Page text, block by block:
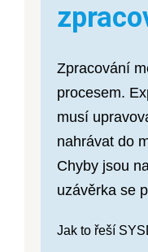
Zpracování
procesem.
musí
nahrávat do
Chyby jsou
uzávěrka se
Jak to řeší